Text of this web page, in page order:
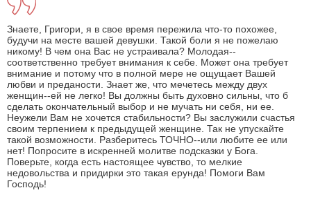
Знаете, Григори, я в свое время пережила что-то похожее,
будучи на месте вашей девушки. Такой боли я не пожелаю
никому! В чем она Вас не устраивала? Молодая--
соответственно требует внимания к себе. Может она требует
внимание и потому что в полной мере не ощущает Вашей
любви и преданости. Знает же, что мечетесь между двух
женщин--ей не легко! Вы должны быть духовно сильны, что б
сделать окончательный выбор и не мучать ни себя, ни ее.
Неужели Вам не хочется стабильности? Вы заслужили счастья
своим терпением к предыдущей женщине. Так не упускайте
такой возможности. Разберитесь ТОЧНО--или любите ее или
нет! Попросите в искренней молитве подсказки у Бога.
Поверьте, когда есть настоящее чувство, то мелкие
недовольства и придирки это такая ерунда! Помоги Вам
Господь!